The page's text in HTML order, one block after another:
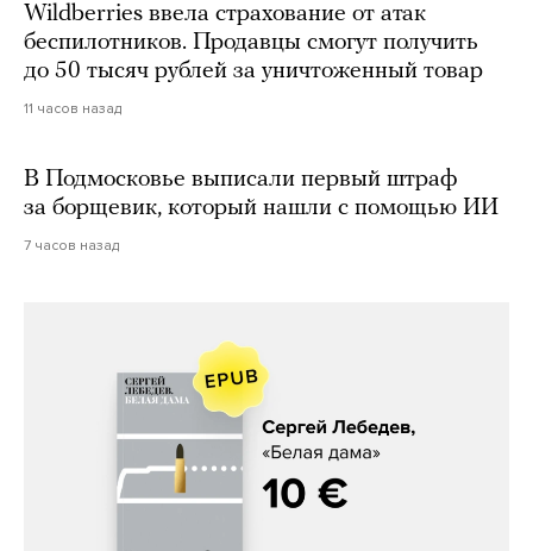
Wildberries ввела страхование от атак
беспилотников. Продавцы смогут получить
до 50 тысяч рублей за уничтоженный товар
11 часов назад
В Подмосковье выписали первый штраф
за борщевик, который нашли с помощью ИИ
7 часов назад